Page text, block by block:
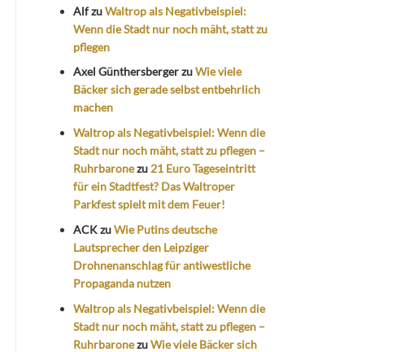
AlfzuWaltrop als Negativbeispiel:
Wenn die Stadt nur noch mäht, statt zu
pflegen
Axel GünthersbergerzuWie viele
Bäcker sich gerade selbst entbehrlich
machen
Waltrop als Negativbeispiel: Wenn die
Stadt nur noch mäht, statt zu pflegen –
Ruhrbaronezu 21 Euro Tageseintritt
für ein Stadtfest? Das Waltroper
Parkfest spielt mit dem Feuer!
ACKzuWie Putins deutsche
Lautsprecher den Leipziger
Drohnenanschlag für antiwestliche
Propaganda nutzen
Waltrop als Negativbeispiel: Wenn die
Stadt nur noch mäht, statt zu pflegen –
RuhrbaronezuWie viele Bäcker sich